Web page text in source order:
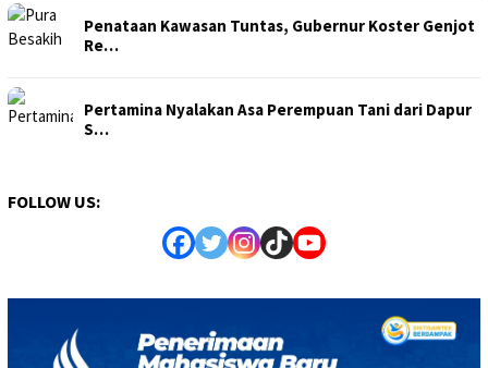
Penataan Kawasan Tuntas, Gubernur Koster Genjot
Re…
Pertamina Nyalakan Asa Perempuan Tani dari Dapur
S…
FOLLOW US: